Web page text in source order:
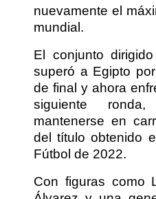
nuevamente el
mundial.
El conjunto
superó a Egipto
de final y ahora
siguiente
mantenerse en
del título obtenido
Fútbol de 2022.
Con figuras como